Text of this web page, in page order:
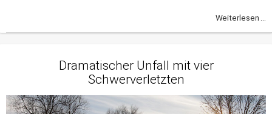
Weiterlesen ...
Dramatischer Unfall mit vier
Schwerverletzten